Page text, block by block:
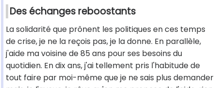
Des échanges reboostants
La solidarité que prônent les politiques en ces temps
de crise, je ne la reçois pas, je la donne. En parallèle,
j'aide ma voisine de 85 ans pour ses besoins du
quotidien. En dix ans, j'ai tellement pris l'habitude de
tout faire par moi-même que je ne sais plus demander